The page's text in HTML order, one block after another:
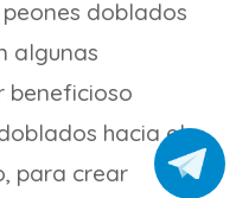
doblados
algunas
beneficioso
hacia el
para crear